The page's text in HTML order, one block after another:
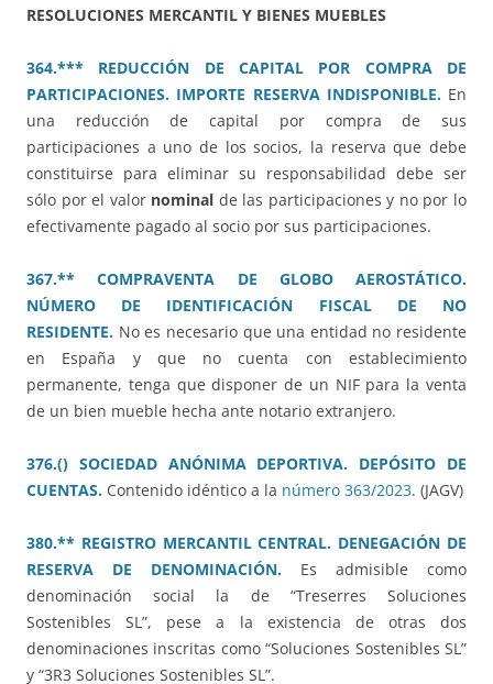
RESOLUCIONES MERCANTIL Y BIENES MUEBLES
364.*** REDUCCIÓN DE CAPITAL POR COMPRA DE
PARTICIPACIONES. IMPORTE RESERVA INDISPONIBLE.En
una reducción de capital por compra de sus
participaciones a uno de los socios, la reserva que debe
constituirse para eliminar su responsabilidad debe ser
sólo por el valor nominal de las participaciones y no por lo
efectivamente pagado al socio por sus participaciones.
367.** COMPRAVENTA DE GLOBO AEROSTÁTICO.
NÚMERO DE IDENTIFICACIÓN FISCAL DE NO
RESIDENTE. No es necesario que una entidad no residente
en España y que no cuenta con establecimiento
permanente, tenga que disponer de un NIF para la venta
de un bien mueble hecha ante notario extranjero.
376.() SOCIEDAD ANÓNIMA DEPORTIVA. DEPÓSITO DE
CUENTAS. Contenido idéntico a la número 363/2023. (JAGV)
380.** REGISTRO MERCANTIL CENTRAL. DENEGACIÓN DE
RESERVA DE DENOMINACIÓN.
Es admisible como
denominación social la de “Treserres Soluciones
Sostenibles SL”, pese a la existencia de otras dos
denominaciones inscritas como “Soluciones Sostenibles SL”
y “3R3 Soluciones Sostenibles SL”.